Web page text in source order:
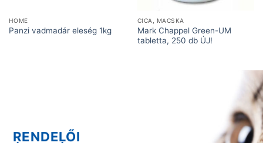
HOME
Panzi vadmadár eleség 1kg
CICA, MACSKA
Mark Chappel Green-UM
tabletta, 250 db ÚJ!
RENDELŐI